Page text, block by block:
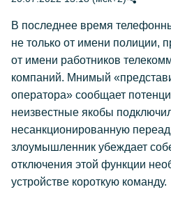
В последнее время
не только от имени полиции,
от имени работников
компаний. Мнимый
оператора» сообщает
неизвестные якобы
несанкционированную
злоумышленник убеждает
отключения этой функции
устройстве короткую команду.